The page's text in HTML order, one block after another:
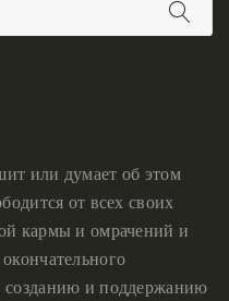
или думает об этом
от всех своих
кармы и омрачений и
созданию и поддержанию